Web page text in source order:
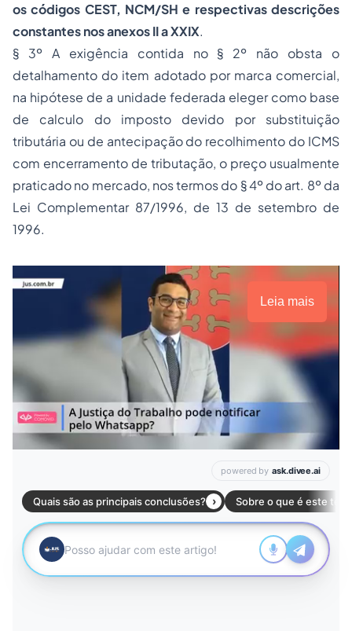
os códigos CEST, NCM/SH e respectivas descrições
constantes nos anexos II a XXIX.
§ 3º A exigência contida no § 2º não obsta o
detalhamento do item adotado por marca comercial,
na hipótese de a unidade federada eleger como base
de calculo do imposto devido por substituição
tributária ou de antecipação do recolhimento do ICMS
com encerramento de tributação, o preço usualmente
praticado no mercado, nos termos do § 4º do art. 8º da
Lei Complementar 87/1996, de 13 de setembro de
1996.
Leia mais